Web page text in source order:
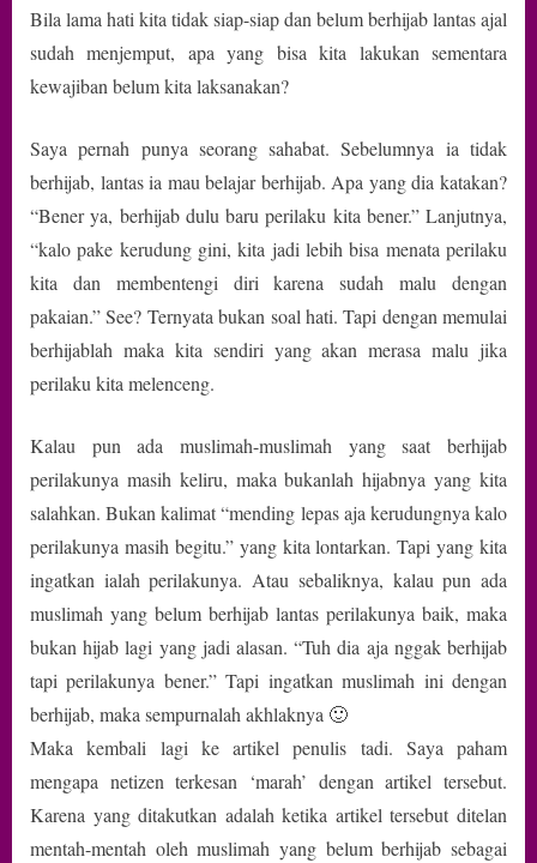
Bila lama hati kita tidak siap-siap dan belum berhijab lantas ajal
sudah menjemput, apa yang bisa kita lakukan sementara
kewajiban belum kita laksanakan?
Saya pernah punya seorang sahabat. Sebelumnya ia tidak
berhijab, lantas ia mau belajar berhijab. Apa yang dia katakan?
“Bener ya, berhijab dulu baru perilaku kita bener.” Lanjutnya,
“kalo pake kerudung gini, kita jadi lebih bisa menata perilaku
kita dan membentengi diri karena sudah malu dengan
pakaian.” See? Ternyata bukan soal hati. Tapi dengan memulai
berhijablah maka kita sendiri yang akan merasa malu jika
perilaku kita melenceng.
Kalau pun ada muslimah-muslimah yang saat berhijab
perilakunya masih keliru, maka bukanlah hijabnya yang kita
salahkan. Bukan kalimat “mending lepas aja kerudungnya kalo
perilakunya masih begitu.” yang kita lontarkan. Tapi yang kita
ingatkan ialah perilakunya. Atau sebaliknya, kalau pun ada
muslimah yang belum berhijab lantas perilakunya baik, maka
bukan hijab lagi yang jadi alasan. “Tuh dia aja nggak berhijab
tapi perilakunya bener.” Tapi ingatkan muslimah ini dengan
berhijab, maka sempurnalah akhlaknya 🙂
Maka kembali lagi ke artikel penulis tadi. Saya paham
mengapa netizen terkesan ‘marah’ dengan artikel tersebut.
Karena yang ditakutkan adalah ketika artikel tersebut ditelan
mentah-mentah oleh muslimah yang belum berhijab sebagai